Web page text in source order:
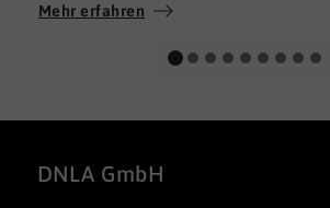
Mehr erfahren
DNLA GmbH